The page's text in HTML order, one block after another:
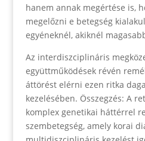
hanem annak megértése is,
megelőzni e betegség
egyéneknél, akiknél
Az interdiszciplináris
együttműködések révén
áttörést elérni ezen ritka
kezelésében. Összegzés: A
komplex genetikai háttérrel
szembetegség, amely korai